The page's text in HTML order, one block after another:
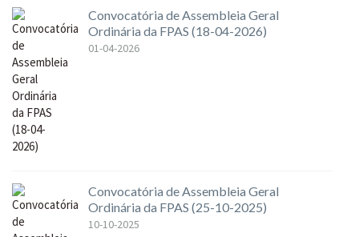
Convocatória de Assembleia Geral
Ordinária da FPAS (18-04-2026)
01-04-2026
Convocatória de Assembleia Geral
Ordinária da FPAS (25-10-2025)
10-10-2025